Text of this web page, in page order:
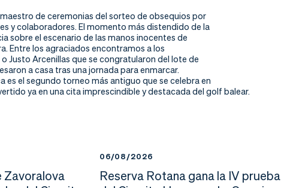
de ceremonias del sorteo de obsequios por
y colaboradores. El momento más distendido de la
sobre el escenario de las manos inocentes de
Entre los agraciados encontramos a los
Justo Arcenillas que se congratularon del lote de
a casa tras una jornada para enmarcar.
es el segundo torneo más antiguo que se celebra en
ya en una cita imprescindible y destacada del golf balear.
Zavoralova
06/08/2026
Reserva Rotana gana la IV prueba